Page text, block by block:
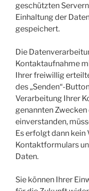
geschützten
Einhaltung der
gespeichert.
Die
Kontaktaufnahme
Ihrer freiwillig
des „Senden“-
Verarbeitung Ihrer
genannten
einverstanden,
Es erfolgt dann kein
Kontaktformulars
Daten.
Sie können Ihrer